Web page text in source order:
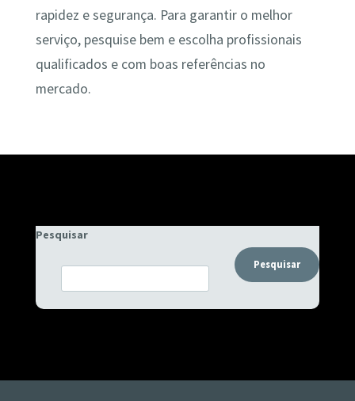
rapidez e segurança. Para garantir o melhor
serviço, pesquise bem e escolha profissionais
qualificados e com boas referências no
mercado.
Pesquisar
Pesquisar